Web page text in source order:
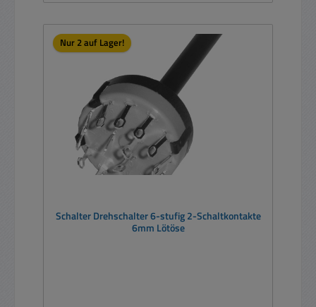
Nur 2 auf Lager!
Schalter Drehschalter 6-stufig 2-Schaltkontakte
6mm Lötöse